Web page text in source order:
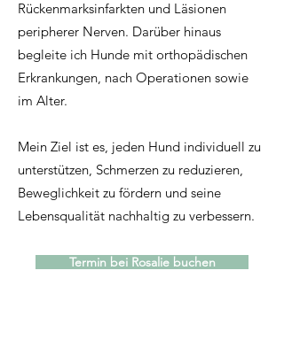
Rückenmarksinfarkten und Läsionen
peripherer Nerven. Darüber hinaus
begleite ich Hunde mit orthopädischen
Erkrankungen, nach Operationen sowie
im Alter.
Mein Ziel ist es, jeden Hund individuell zu
unterstützen, Schmerzen zu reduzieren,
Beweglichkeit zu fördern und seine
Lebensqualität nachhaltig zu verbessern.
Termin bei Rosalie buchen